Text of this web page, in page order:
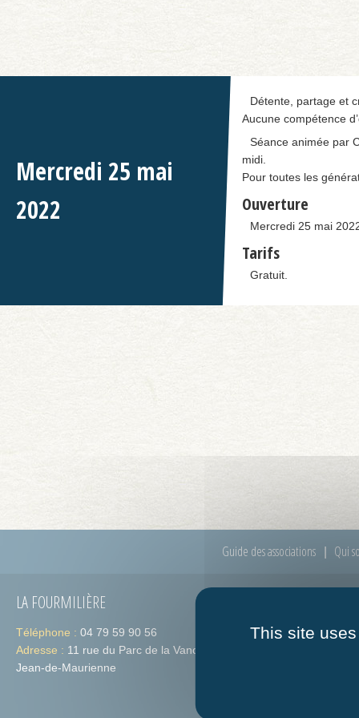
Mercredi 25 mai
2022
Détente, partage et
Aucune compétence
Séance animée par
midi.
Pour toutes les
Ouverture
Mercredi 25 mai
Tarifs
Gratuit.
Guide des associations Qui
LA FOURMILIÈRE
Téléphone : 04 79 59 90 56
Adresse : 11 rue du Parc de la Vanoise 73300 St-
Jean-de-Maurienne
Lundi : de
This site